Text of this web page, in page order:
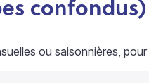
confondus)
ou saisonnières,